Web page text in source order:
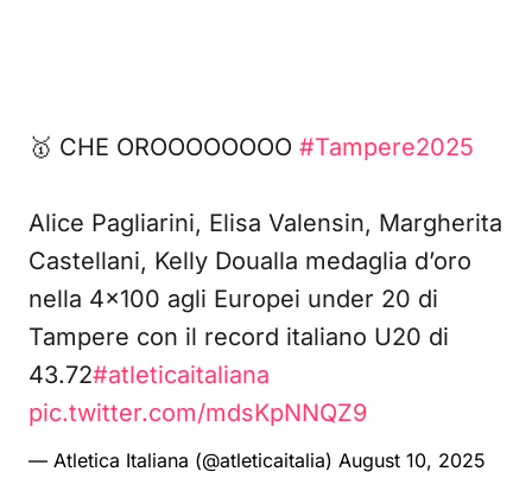
🥇 CHE OROOOOOOOO #Tampere2025
Alice Pagliarini, Elisa Valensin, Margherita
Castellani, Kelly Doualla medaglia d’oro
nella 4×100 agli Europei under 20 di
Tampere con il record italiano U20 di
43.72#atleticaitaliana
pic.twitter.com/mdsKpNNQZ9
— Atletica Italiana (@atleticaitalia) August 10, 2025